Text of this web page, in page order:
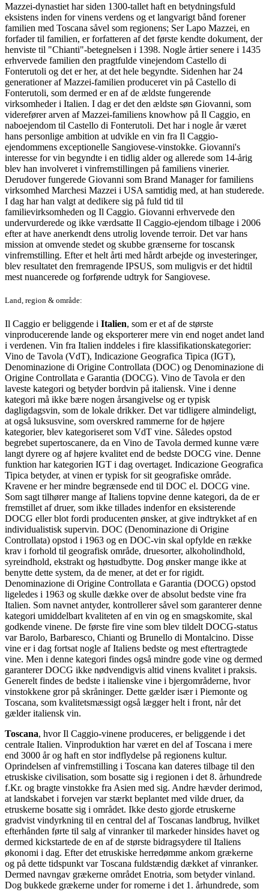
Mazzei-dynastiet har siden 1300-tallet haft en betydningsfuld
eksistens inden for vinens verdens og et langvarigt bånd forener
familien med Toscana såvel som regionens; Ser Lapo Mazzei, en
forfader til familien, er forfatteren af det første kendte dokument, der
henviste til "Chianti"-betegnelsen i 1398. Nogle årtier senere i 1435
erhvervede familien den pragtfulde vinejendom Castello di
Fonterutoli og det er her, at det hele begyndte. Sidenhen har 24
generationer af Mazzei-familien produceret vin på Castello di
Fonterutoli, som dermed er en af de ældste fungerende
virksomheder i Italien. I dag er det den ældste søn Giovanni, som
viderefører arven af Mazzei-familiens knowhow på Il Caggio, en
naboejendom til Castello di Fonterutoli. Det har i nogle år været
hans personlige ambition at udvikle en vin fra Il Caggio-
ejendommens exceptionelle Sangiovese-vinstokke. Giovanni's
interesse for vin begyndte i en tidlig alder og allerede som 14-årig
blev han involveret i vinfremstillingen på familiens vinerier.
Derudover fungerede Giovanni som Brand Manager for familiens
virksomhed Marchesi Mazzei i USA samtidig med, at han studerede.
I dag har han valgt at dedikere sig på fuld tid til
familievirksomheden og Il Caggio. Giovanni erhvervede den
undervurderede og ikke værdsatte Il Caggio-ejendom tilbage i 2006
efter at have anerkendt dens utrolig lovende terroir. Det var hans
mission at omvende stedet og skubbe grænserne for toscansk
vinfremstilling. Efter et helt årti med hårdt arbejde og investeringer,
blev resultatet den fremragende IPSUS, som muligvis er det hidtil
mest nuancerede og forførende udtryk for Sangiovese.
Land, region & område:
Il Caggio er beliggende i Italien, som er et af de største
vinproducerende lande og eksporterer mere vin end noget andet land
i verdenen. Vin fra Italien inddeles i fire klassifikationskategorier:
Vino de Tavola (VdT), Indicazione Geografica Tipica (IGT),
Denominazione di Origine Controllata (DOC) og Denominazione di
Origine Controllata e Garantia (DOCG). Vino de Tavola er den
laveste kategori og betyder bordvin på italiensk. Vine i denne
kategori må ikke bære nogen årsangivelse og er typisk
dagligdagsvin, som de lokale drikker. Det var tidligere almindeligt,
at også luksusvine, som overskred rammerne for de højere
kategorier, blev kategoriseret som VdT vine. Således opstod
begrebet supertoscanere, da en Vino de Tavola dermed kunne være
langt dyrere og af højere kvalitet end de bedste DOCG vine. Denne
funktion har kategorien IGT i dag overtaget. Indicazione Geografica
Tipica betyder, at vinen er typisk for sit geografiske område.
Kravene er her mindre begrænsede end til DOC el. DOCG vine.
Som sagt tilhører mange af Italiens topvine denne kategori, da de er
fremstillet af druer, som ikke tillades indenfor en eksisterende
DOCG eller blot fordi producenten ønsker, at give indtrykket af en
individualistisk supervin. DOC (Denominazione di Origine
Controllata) opstod i 1963 og en DOC-vin skal opfylde en række
krav i forhold til geografisk område, druesorter, alkoholindhold,
syreindhold, ekstrakt og høstudbytte. Dog ønsker mange ikke at
benytte dette system, da de mener, at det er for rigidt.
Denominazione di Origine Controllata e Garantia (DOCG) opstod
ligeledes i 1963 og skulle dække over de absolut bedste vine fra
Italien. Som navnet antyder, kontrollerer såvel som garanterer denne
kategori umiddelbart kvaliteten af en vin og en smagskomite, skal
godkende vinene. De første fire vine som blev tildelt DOCG-status
var Barolo, Barbaresco, Chianti og Brunello di Montalcino. Disse
vine er i dag fortsat nogle af Italiens bedste og mest eftertragtede
vine. Men i denne kategori findes også mindre gode vine og dermed
garanterer DOCG ikke nødvendigvis altid vinens kvalitet i praksis.
Generelt findes de bedste i italienske vine i bjergområderne, hvor
vinstokkene gror på skråninger. Dette gælder især i Piemonte og
Toscana, som kvalitetsmæssigt også lægger helt i front, når det
gælder italiensk vin.
Toscana, hvor Il Caggio-vinene produceres, er beliggende i det
centrale Italien. Vinproduktion har været en del af Toscana i mere
end 3000 år og haft en stor indflydelse på regionens kultur.
Oprindelsen af vinfremstilling i Toscana kan dateres tilbage til den
etruskiske civilisation, som bosatte sig i regionen i det 8. århundrede
f.Kr. og bragte vinstokke fra Asien med sig. Andre hævder derimod,
at landskabet i forvejen var stærkt beplantet med vilde druer, da
etruskerne bosatte sig i området. Ikke desto gjorde etruskerne
gradvist vindyrkning til en central del af Toscanas landbrug, hvilket
efterhånden førte til salg af vinranker til markeder hinsides havet og
dermed kickstartede de en af de største bidragsydere til Italiens
økonomi i dag. Efter det etruskiske herredømme ankom grækerne
og på dette tidspunkt var Toscana fuldstændig dækket af vinranker.
Dermed navngav grækerne området Enotria, som betyder vinland.
Dog bukkede grækerne under for romerne i det 1. århundrede, som